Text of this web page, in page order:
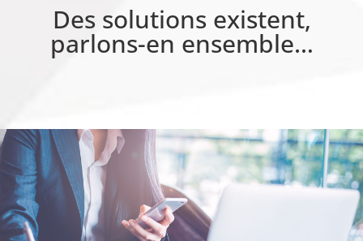
Des solutions existent,
parlons-en ensemble…